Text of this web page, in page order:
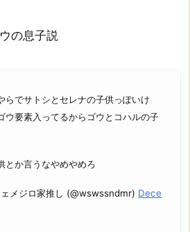
の息子説
らでサトシとセレナの子供っぽいけ
ウ要素入ってるからゴウとコハルの子
とか言うなやめやめろ
メジロ家推し (@wswssndmr) Dece